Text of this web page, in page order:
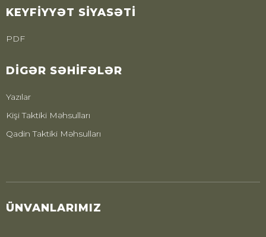
KEYFIYYƏT SIYASƏTI
PDF
DIGƏR SƏHIFƏLƏR
Yazılar
Kişi Taktiki Məhsulları
Qadin Taktiki Məhsulları
ÜNVANLARIMIZ